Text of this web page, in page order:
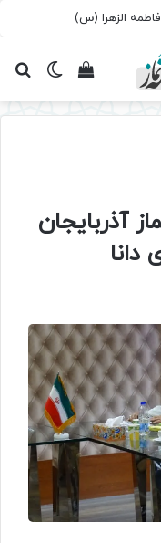
الزهرا (س)
تغییرمشاهده
آذربایجان